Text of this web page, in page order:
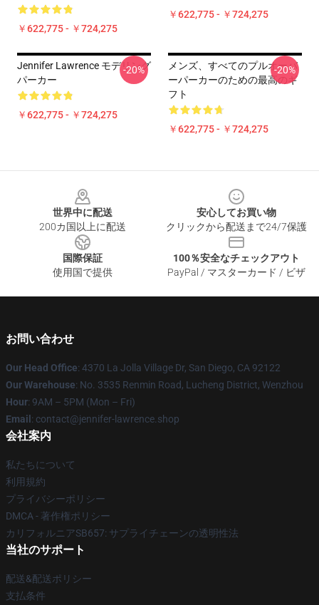
￥622,775 - ￥724,275
￥622,775 - ￥724,275
Jennifer Lawrence モデリング
パーカー
￥622,775 - ￥724,275
-20%
メンズ、すべてのプルオーバ
ーパーカーのための最高のギ
フト
￥622,775 - ￥724,275
-20%
世界中に配送
200カ国以上に配送
安心してお買い物
クリックから配送まで24/7保護
国際保証
使用国で提供
100％安全なチェックアウト
PayPal / マスターカード / ビザ
お問い合わせ
Our Head Office: 4370 La Jolla Village Dr, San Diego, CA 92122
Our Warehouse: No. 3535 Renmin Road, Lucheng District, Wenzhou
Hour: 9AM – 5PM (Mon – Fri)
Email : contact@jennifer-lawrence.shop
会社案内
私たちについて
利用規約
プライバシーポリシー
DMCA - 著作権ポリシー
カリフォルニアSB657: サプライチェーンの透明性法
当社のサポート
配送&配送ポリシー
支払条件